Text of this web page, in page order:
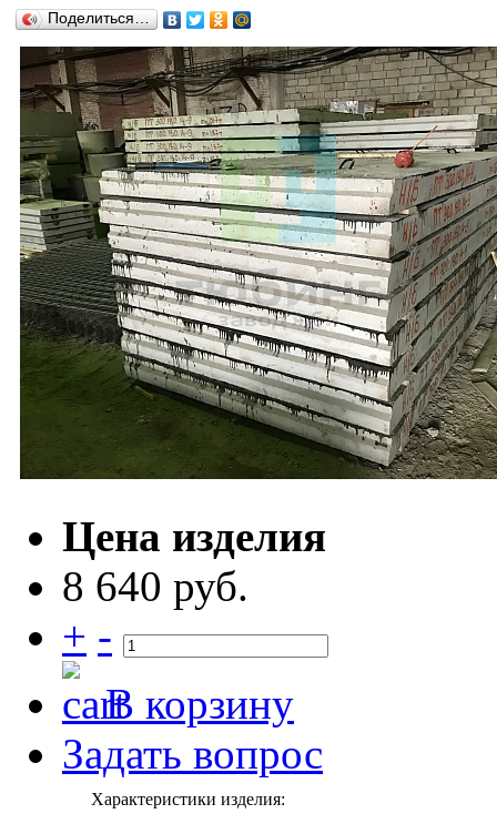
Поделиться…
Цена изделия
8 640 руб.
+ -
В корзину
Задать вопрос
Характеристики изделия: